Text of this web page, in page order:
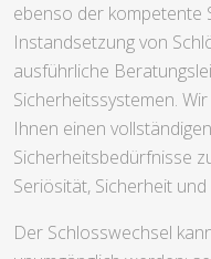
ebenso der kompetente
Instandsetzung von
ausführliche
Sicherheitssystemen.
Ihnen einen
Sicherheitsbedürfnisse
Seriösität, Sicherheit
Der Schlosswechsel